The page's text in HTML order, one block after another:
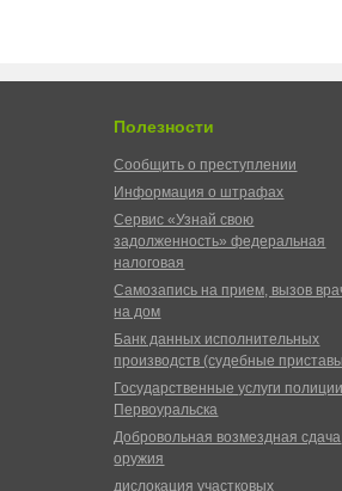
Полезности
Сообщить о преступлении
Информация о штрафах
Сервис «Узнай свою
задолженность» федеральная
налоговая
Самозапись на прием, вызов
на дом
Банк данных исполнительных
производств (судебные
Государственные услуги
Первоуральска
Добровольная возмездная сдача
оружия
дислокация участковых